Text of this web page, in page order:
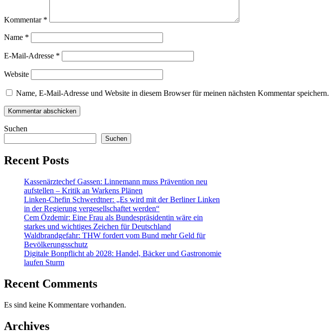
Kommentar *
Name *
E-Mail-Adresse *
Website
Name, E-Mail-Adresse und Website in diesem Browser für meinen nächsten Kommentar speichern.
Suchen
Suchen
Recent Posts
Kassenärztechef Gassen: Linnemann muss Prävention neu
aufstellen – Kritik an Warkens Plänen
Linken-Chefin Schwerdtner: „Es wird mit der Berliner Linken
in der Regierung vergesellschaftet werden“
Cem Özdemir: Eine Frau als Bundespräsidentin wäre ein
starkes und wichtiges Zeichen für Deutschland
Waldbrandgefahr: THW fordert vom Bund mehr Geld für
Bevölkerungsschutz
Digitale Bonpflicht ab 2028: Handel, Bäcker und Gastronomie
laufen Sturm
Recent Comments
Es sind keine Kommentare vorhanden.
Archives